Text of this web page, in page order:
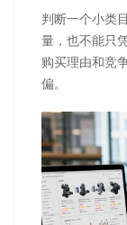
判断一个小类
量，也不能只
购买理由和竞
偏。